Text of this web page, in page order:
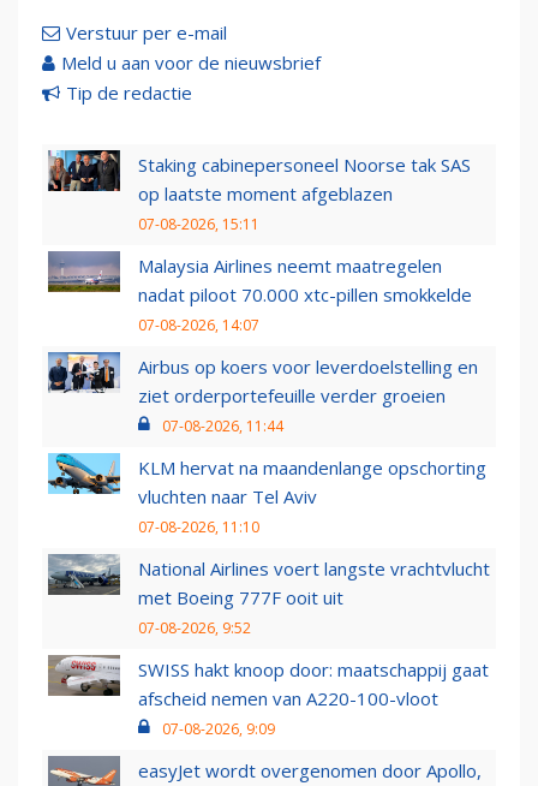
Verstuur per e-mail
Meld u aan voor de nieuwsbrief
Tip de redactie
Staking cabinepersoneel Noorse tak SAS
op laatste moment afgeblazen
07-08-2026, 15:11
Malaysia Airlines neemt maatregelen
nadat piloot 70.000 xtc-pillen smokkelde
07-08-2026, 14:07
Airbus op koers voor leverdoelstelling en
ziet orderportefeuille verder groeien
07-08-2026, 11:44
KLM hervat na maandenlange opschorting
vluchten naar Tel Aviv
07-08-2026, 11:10
National Airlines voert langste vrachtvlucht
met Boeing 777F ooit uit
07-08-2026, 9:52
SWISS hakt knoop door: maatschappij gaat
afscheid nemen van A220-100-vloot
07-08-2026, 9:09
easyJet wordt overgenomen door Apollo,